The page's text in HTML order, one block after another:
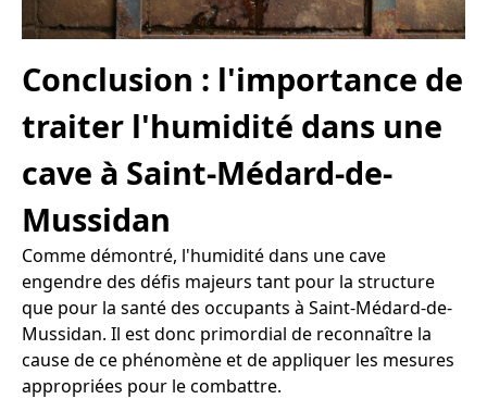
Conclusion : l'importance de
traiter l'humidité dans une
cave à Saint-Médard-de-
Mussidan
Comme démontré, l'humidité dans une cave
engendre des défis majeurs tant pour la structure
que pour la santé des occupants à Saint-Médard-de-
Mussidan. Il est donc primordial de reconnaître la
cause de ce phénomène et de appliquer les mesures
appropriées pour le combattre.